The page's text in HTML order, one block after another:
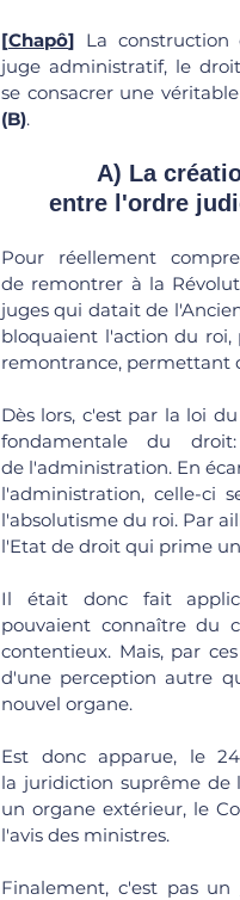
[Chapô] La
juge administratif, le
(B).
entre l'ordre
Pour réellement
de remontrer à la
juges qui datait de
bloquaient l'action du roi,
remontrance, permettant
Dès lors, c'est par la loi
fondamentale du
de l'administration. En
l'administration, celle-ci
l'absolutisme du roi. Par
l'Etat de droit qui prime
Il était donc fait
pouvaient connaître du
contentieux. Mais, par
d'une perception autre
nouvel organe.
Est donc apparue, le
la juridiction suprême
un organe extérieur, le
l'avis des ministres.
Finalement, c'est pas un